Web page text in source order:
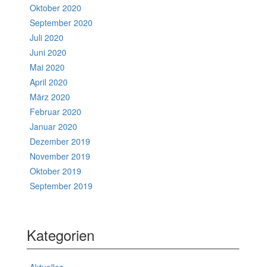
Oktober 2020
September 2020
Juli 2020
Juni 2020
Mai 2020
April 2020
März 2020
Februar 2020
Januar 2020
Dezember 2019
November 2019
Oktober 2019
September 2019
Kategorien